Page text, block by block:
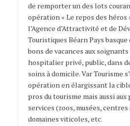
de remporter un des lots
opération « Le repos des héros
l’Agence d’Attractivité et de
Touristiques Béarn Pays
bons de vacances aux
hospitalier privé, public, dans
soins à domicile. Var Tourisme
opération en élargissant la
pros du tourisme mais aussi
services (zoos, musées,
domaines viticoles, etc.